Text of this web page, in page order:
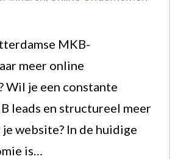
MKB-
meer online
Wil je een constante
leads en structureel meer
website? In de huidige
is…